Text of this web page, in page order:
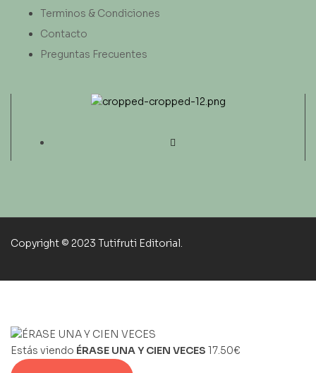
Terminos & Condiciones
Contacto
Preguntas Frecuentes
Copyright © 2023 Tutifruti Editorial.
Estás viendo ÉRASE UNA Y CIEN VECES 17.50€